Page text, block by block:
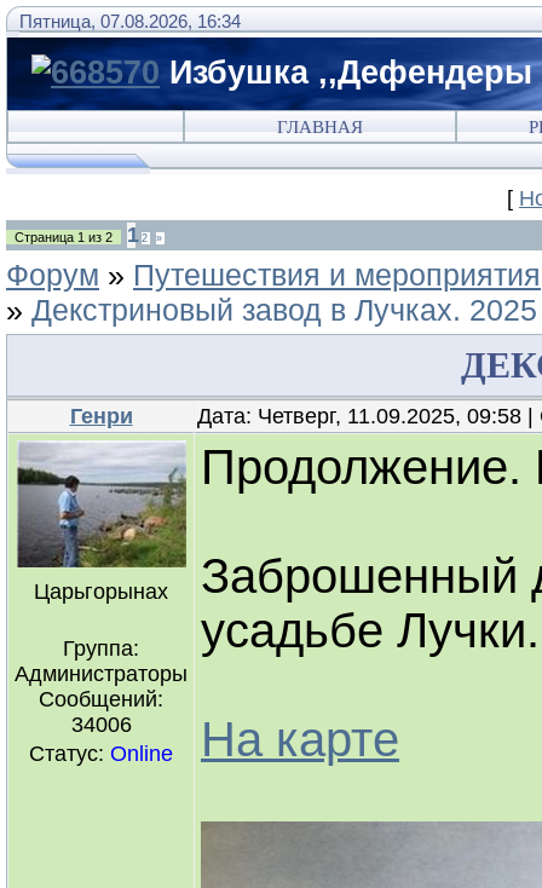
Пятница, 07.08.2026, 16:34
Избушка
ГЛАВНАЯ
[
Страница 1 из 2 1 2 »
Форум » Путешествия и мероприятия
» Декстриновый завод в Лучках. 2025
Генри Дата: Четверг, 11.09.2025,
Царьгорынах
Группа:
Администраторы
Сообщений:
34006
Статус: Online
Продолжение.
Заброшенный
усадьбе Лучки.
На карте